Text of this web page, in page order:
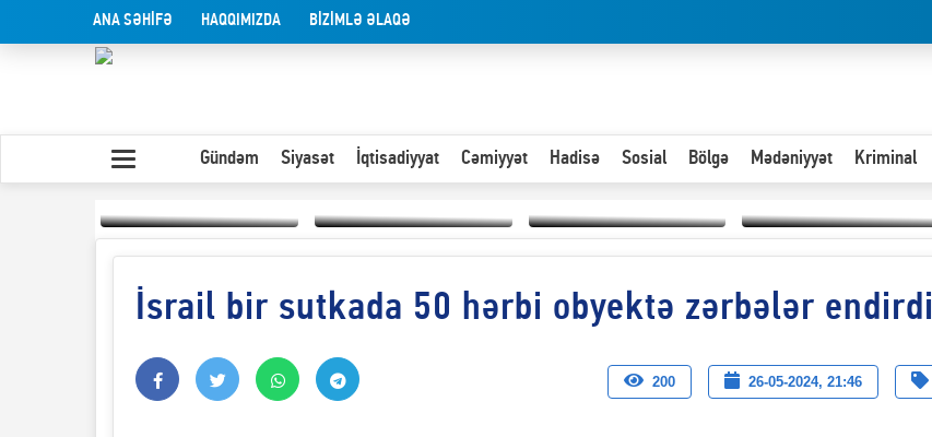
ANA SƏHİFƏ HAQQIMIZDA BİZİMLƏ ƏLAQƏ
Gündəm Siyasət İqtisadiyyat Cəmiyyət Hadisə Sosial Bölgə Mədəniyyət Kriminal
Yaxın Şərqdəki
müharibənin qısa Olduğu kimi görünən
Paytaxta giriş vizası —
"Xoş gəldin, cibində
Hər an ən çətin savaşa
hazır olmalıyıq-
ZƏLİMXAN
İsrail bir sutkada 50 hərbi obyektə zərbələr endirdi
200 26-05-2024, 21:46